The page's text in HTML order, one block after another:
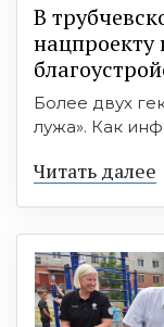
В
нацпроекту
Более двух
лужа». Как
Читать далее